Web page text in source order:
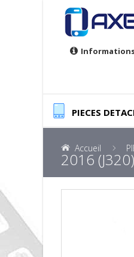
PIECES
Accueil
2016 (J320)